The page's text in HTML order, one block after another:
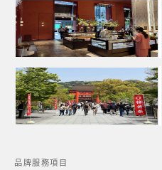
品牌服務項目